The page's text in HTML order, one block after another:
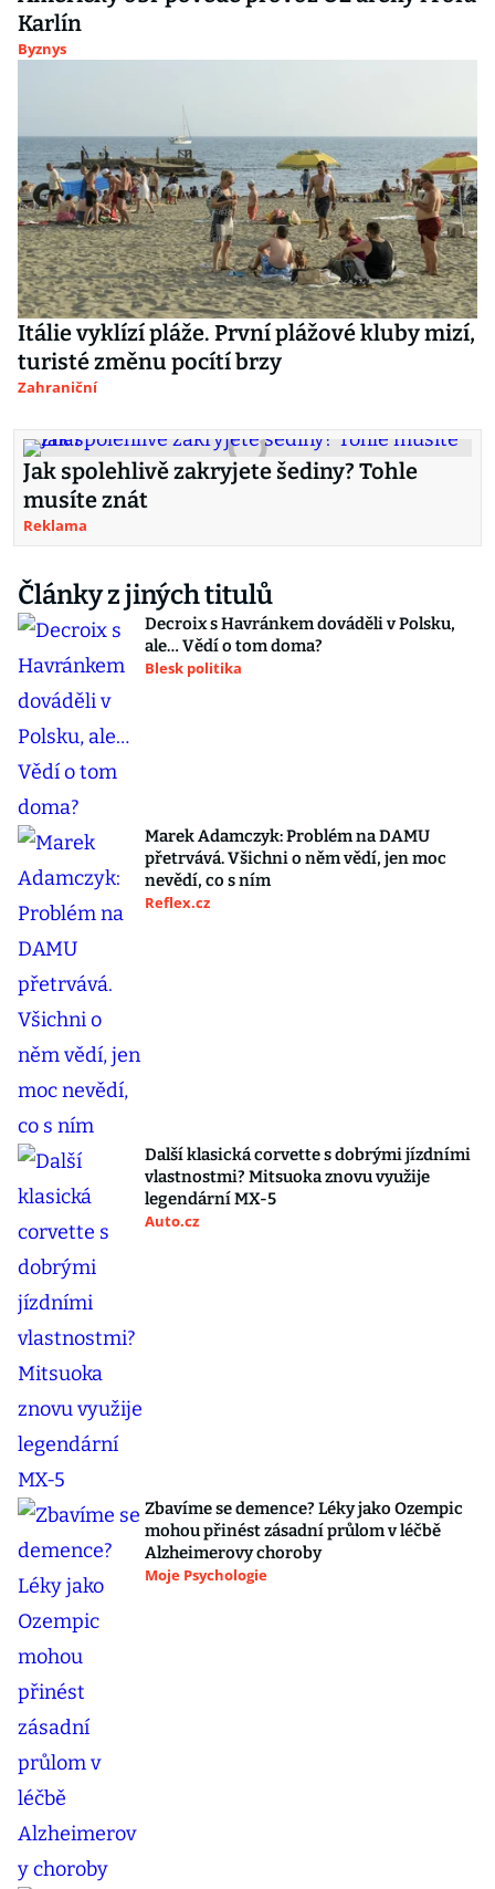
Karlín
Byznys
Itálie vyklízí pláže. První plážové kluby mizí,
turisté změnu pocítí brzy
Zahraniční
Jak spolehlivě zakryjete šediny? Tohle
musíte znát
Reklama
Články z jiných titulů
Decroix s Havránkem dováděli v Polsku,
ale… Vědí o tom doma?
Blesk politika
Marek Adamczyk: Problém na DAMU
přetrvává. Všichni o něm vědí, jen moc
nevědí, co s ním
Reflex.cz
Další klasická corvette s dobrými jízdními
vlastnostmi? Mitsuoka znovu využije
legendární MX-5
Auto.cz
Zbavíme se demence? Léky jako Ozempic
mohou přinést zásadní průlom v léčbě
Alzheimerovy choroby
Moje Psychologie